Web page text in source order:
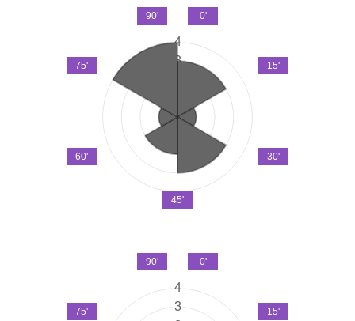
0'
15'
30'
45'
60'
75'
90'
0'
15'
75'
90'